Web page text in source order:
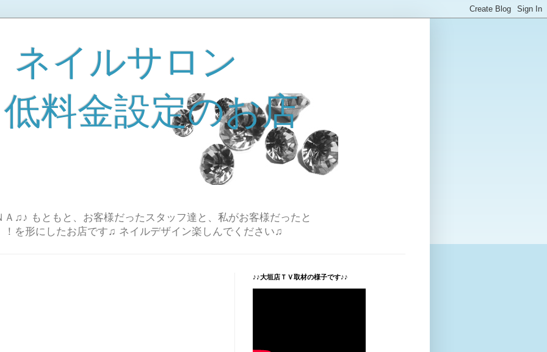
イルサロン
料金設定のお店
♫♪ もともと、お客様だったスタッフ達と、私がお客様だったと
！を形にしたお店です♫ ネイルデザイン楽しんでください♫
♪♪大垣店ＴＶ取材の様子です♪♪